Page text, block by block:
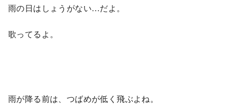
雨の日はしょうがない…だよ。
歌ってるよ。
雨が降る前は、つばめが低く飛ぶよね。